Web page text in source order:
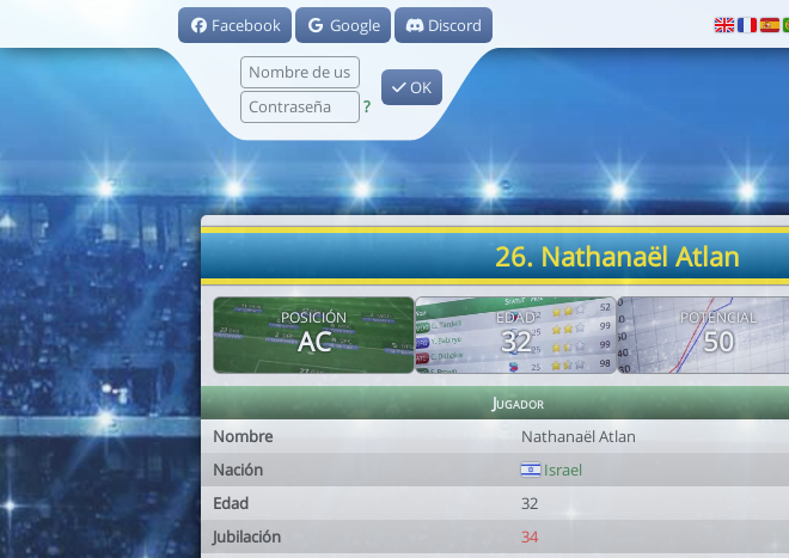
Facebook Google Discord
?
OK
26. Nathanaël Atlan
POSICIÓN
AC
EDAD
32
POTENCIAL
50
Jugador
Nombre
Nathanaël Atlan
Nación
Israel
Edad
32
Jubilación
34